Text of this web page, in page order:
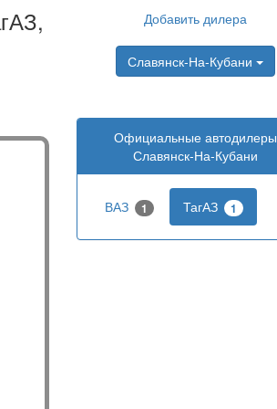
Добавить дилера
Славянск-На-Кубани
Официальные автодилеры
Славянск-На-Кубани
ВАЗ 1 ТагАЗ 1